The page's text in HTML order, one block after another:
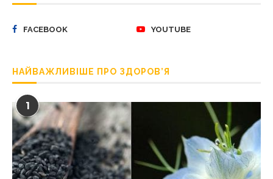
FACEBOOK YOUTUBE
НАЙВАЖЛИВІШЕ ПРО ЗДОРОВ’Я
1